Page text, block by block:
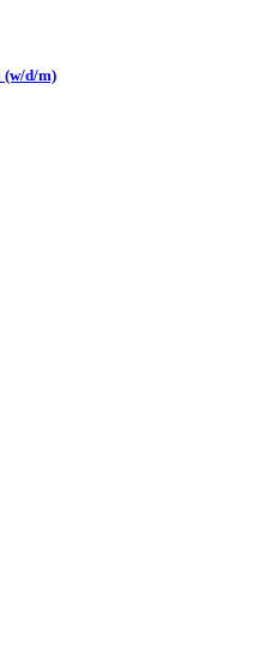
(w/d/m)